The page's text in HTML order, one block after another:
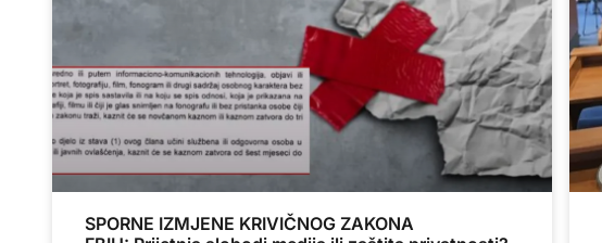
SPORNE IZMJENE KRIVIČNOG ZAKONA